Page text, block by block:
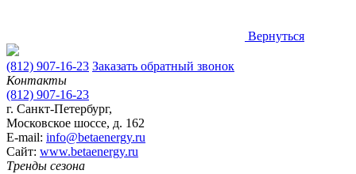
Вернуться
(812) 907-16-23 Заказать обратный звонок
Контакты
(812) 907-16-23
г. Санкт-Петербург,
Московское шоссе, д. 162
E-mail: info@betaenergy.ru
Cайт: www.betaenergy.ru
Тренды сезона